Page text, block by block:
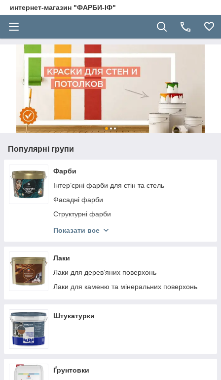
интернет-магазин "ФАРБИ-ІФ"
Популярні групи
Фарби
Інтер’єрні фарби для стін та стель
Фасадні фарби
Структурні фарби
Емалі універсальні
Фарби спеціального призначення
Показати все
Лаки
Лаки для дерев’яних поверхонь
Лаки для каменю та мінеральних поверхонь
Штукатурки
Ґрунтовки